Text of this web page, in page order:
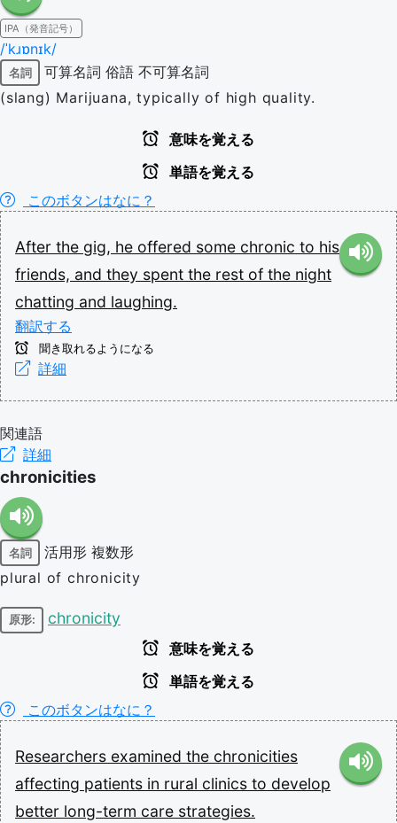
IPA（発音記号）
/ˈkɹɒnɪk/
名詞 可算名詞 俗語 不可算名詞
(slang) Marijuana, typically of high quality.
意味を覚える
単語を覚える
このボタンはなに？
After the gig, he offered some chronic to his
friends, and they spent the rest of the night
chatting and laughing.
翻訳する
聞き取れるようになる
詳細
関連語
詳細
chronicities
名詞 活用形 複数形
plural of chronicity
原形: chronicity
意味を覚える
単語を覚える
このボタンはなに？
Researchers examined the chronicities
affecting patients in rural clinics to develop
better long-term care strategies.